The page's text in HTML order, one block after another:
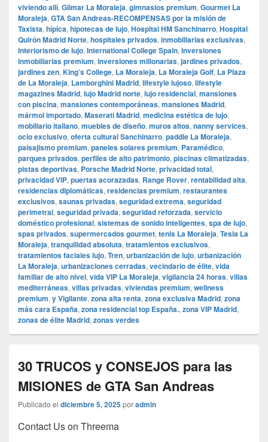
viviendo allí, Gilmar La Moraleja, gimnasios premium, Gourmet La
Moraleja, GTA San Andreas-RECOMPENSAS por la misión de
Taxista, hípica, hipotecas de lujo, Hospital HM Sanchinarro, Hospital
Quirón Madrid Norte, hospitales privados, inmobiliarias exclusivas,
interiorismo de lujo, International College Spain, inversiones
inmobiliarias premium, inversiones millonarias, jardines privados,
jardines zen, King’s College, La Moraleja, La Moraleja Golf, La Plaza
de La Moraleja, Lamborghini Madrid, lifestyle lujoso, lifestyle
magazines Madrid, lujo Madrid norte, lujo residencial, mansiones
con piscina, mansiones contemporáneas, mansiones Madrid,
mármol importado, Maserati Madrid, medicina estética de lujo,
mobiliario italiano, muebles de diseño, muros altos, nanny services,
ocio exclusivo, oferta cultural Sanchinarro, paddle La Moraleja,
paisajismo premium, paneles solares premium, Paramédico,
parques privados, perfiles de alto patrimonio, piscinas climatizadas,
pistas deportivas, Porsche Madrid Norte, privacidad total,
privacidad VIP, puertas acorazadas, Range Rover, rentabilidad alta,
residencias diplomáticas, residencias premium, restaurantes
exclusivos, saunas privadas, seguridad extrema, seguridad
perimetral, seguridad privada, seguridad reforzada, servicio
doméstico profesional, sistemas de sonido inteligentes, spa de lujo,
spas privados, supermercados gourmet, tenis La Moraleja, Tesla La
Moraleja, tranquilidad absoluta, tratamientos exclusivos,
tratamientos faciales lujo, Tren, urbanización de lujo, urbanización
La Moraleja, urbanizaciones cerradas, vecindario de élite, vida
familiar de alto nivel, vida VIP La Moraleja, vigilancia 24 horas, villas
mediterráneas, villas privadas, viviendas premium, wellness
premium, y Vigilante, zona alta renta, zona exclusiva Madrid, zona
más cara España, zona residencial top España., zona VIP Madrid,
zonas de élite Madrid, zonas verdes
30 TRUCOS y CONSEJOS para las
MISIONES de GTA San Andreas
Publicado el diciembre 5, 2025poradmin
Contact Us on Threema